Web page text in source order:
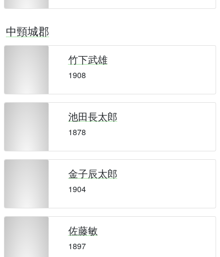
中頸城郡
竹下武雄
1908
池田長太郎
1878
金子辰太郎
1904
佐藤敏
1897